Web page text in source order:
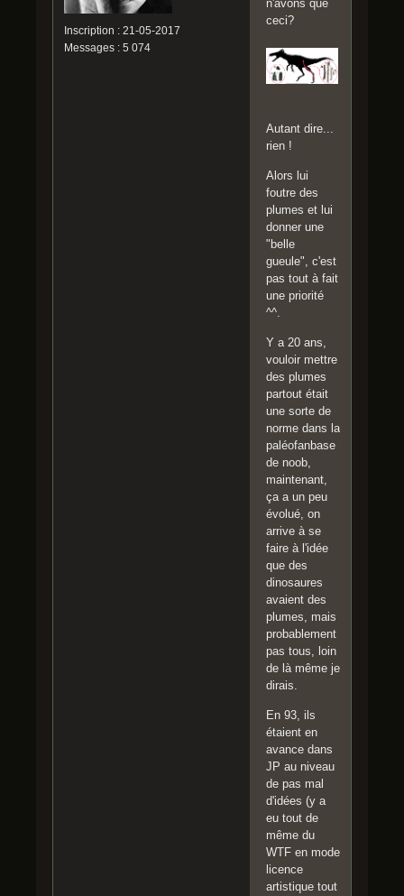
Inscription : 21-05-2017
Messages : 5 074
n'avons que
ceci?
Autant dire...
rien !
Alors lui
foutre des
plumes et lui
donner une
"belle
gueule", c'est
pas tout à fait
une priorité
^^.
Y a 20 ans,
vouloir mettre
des plumes
partout était
une sorte de
norme dans la
paléofanbase
de noob,
maintenant,
ça a un peu
évolué, on
arrive à se
faire à l'idée
que des
dinosaures
avaient des
plumes, mais
probablement
pas tous, loin
de là même je
dirais.
En 93, ils
étaient en
avance dans
JP au niveau
de pas mal
d'idées (y a
eu tout de
même du
WTF en mode
licence
artistique tout